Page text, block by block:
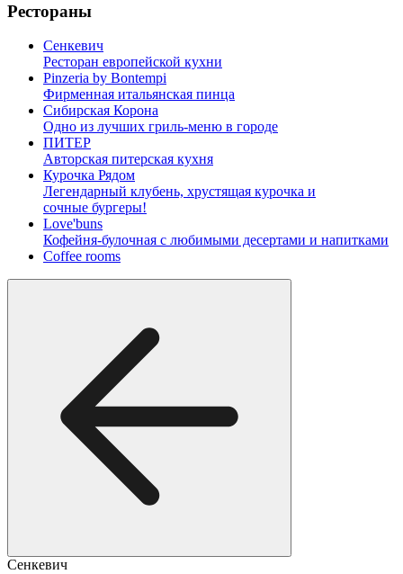
Рестораны
Сенкевич
Ресторан европейской кухни
Pinzeria by Bontempi
Фирменная итальянская пинца
Сибирская Корона
Одно из лучших гриль-меню в городе
ПИТЕР
Авторская питерская кухня
Курочка Рядом
Легендарный клубень, хрустящая курочка и
сочные бургеры!
Love'buns
Кофейня-булочная с любимыми десертами и напитками
Coffee rooms
Сенкевич